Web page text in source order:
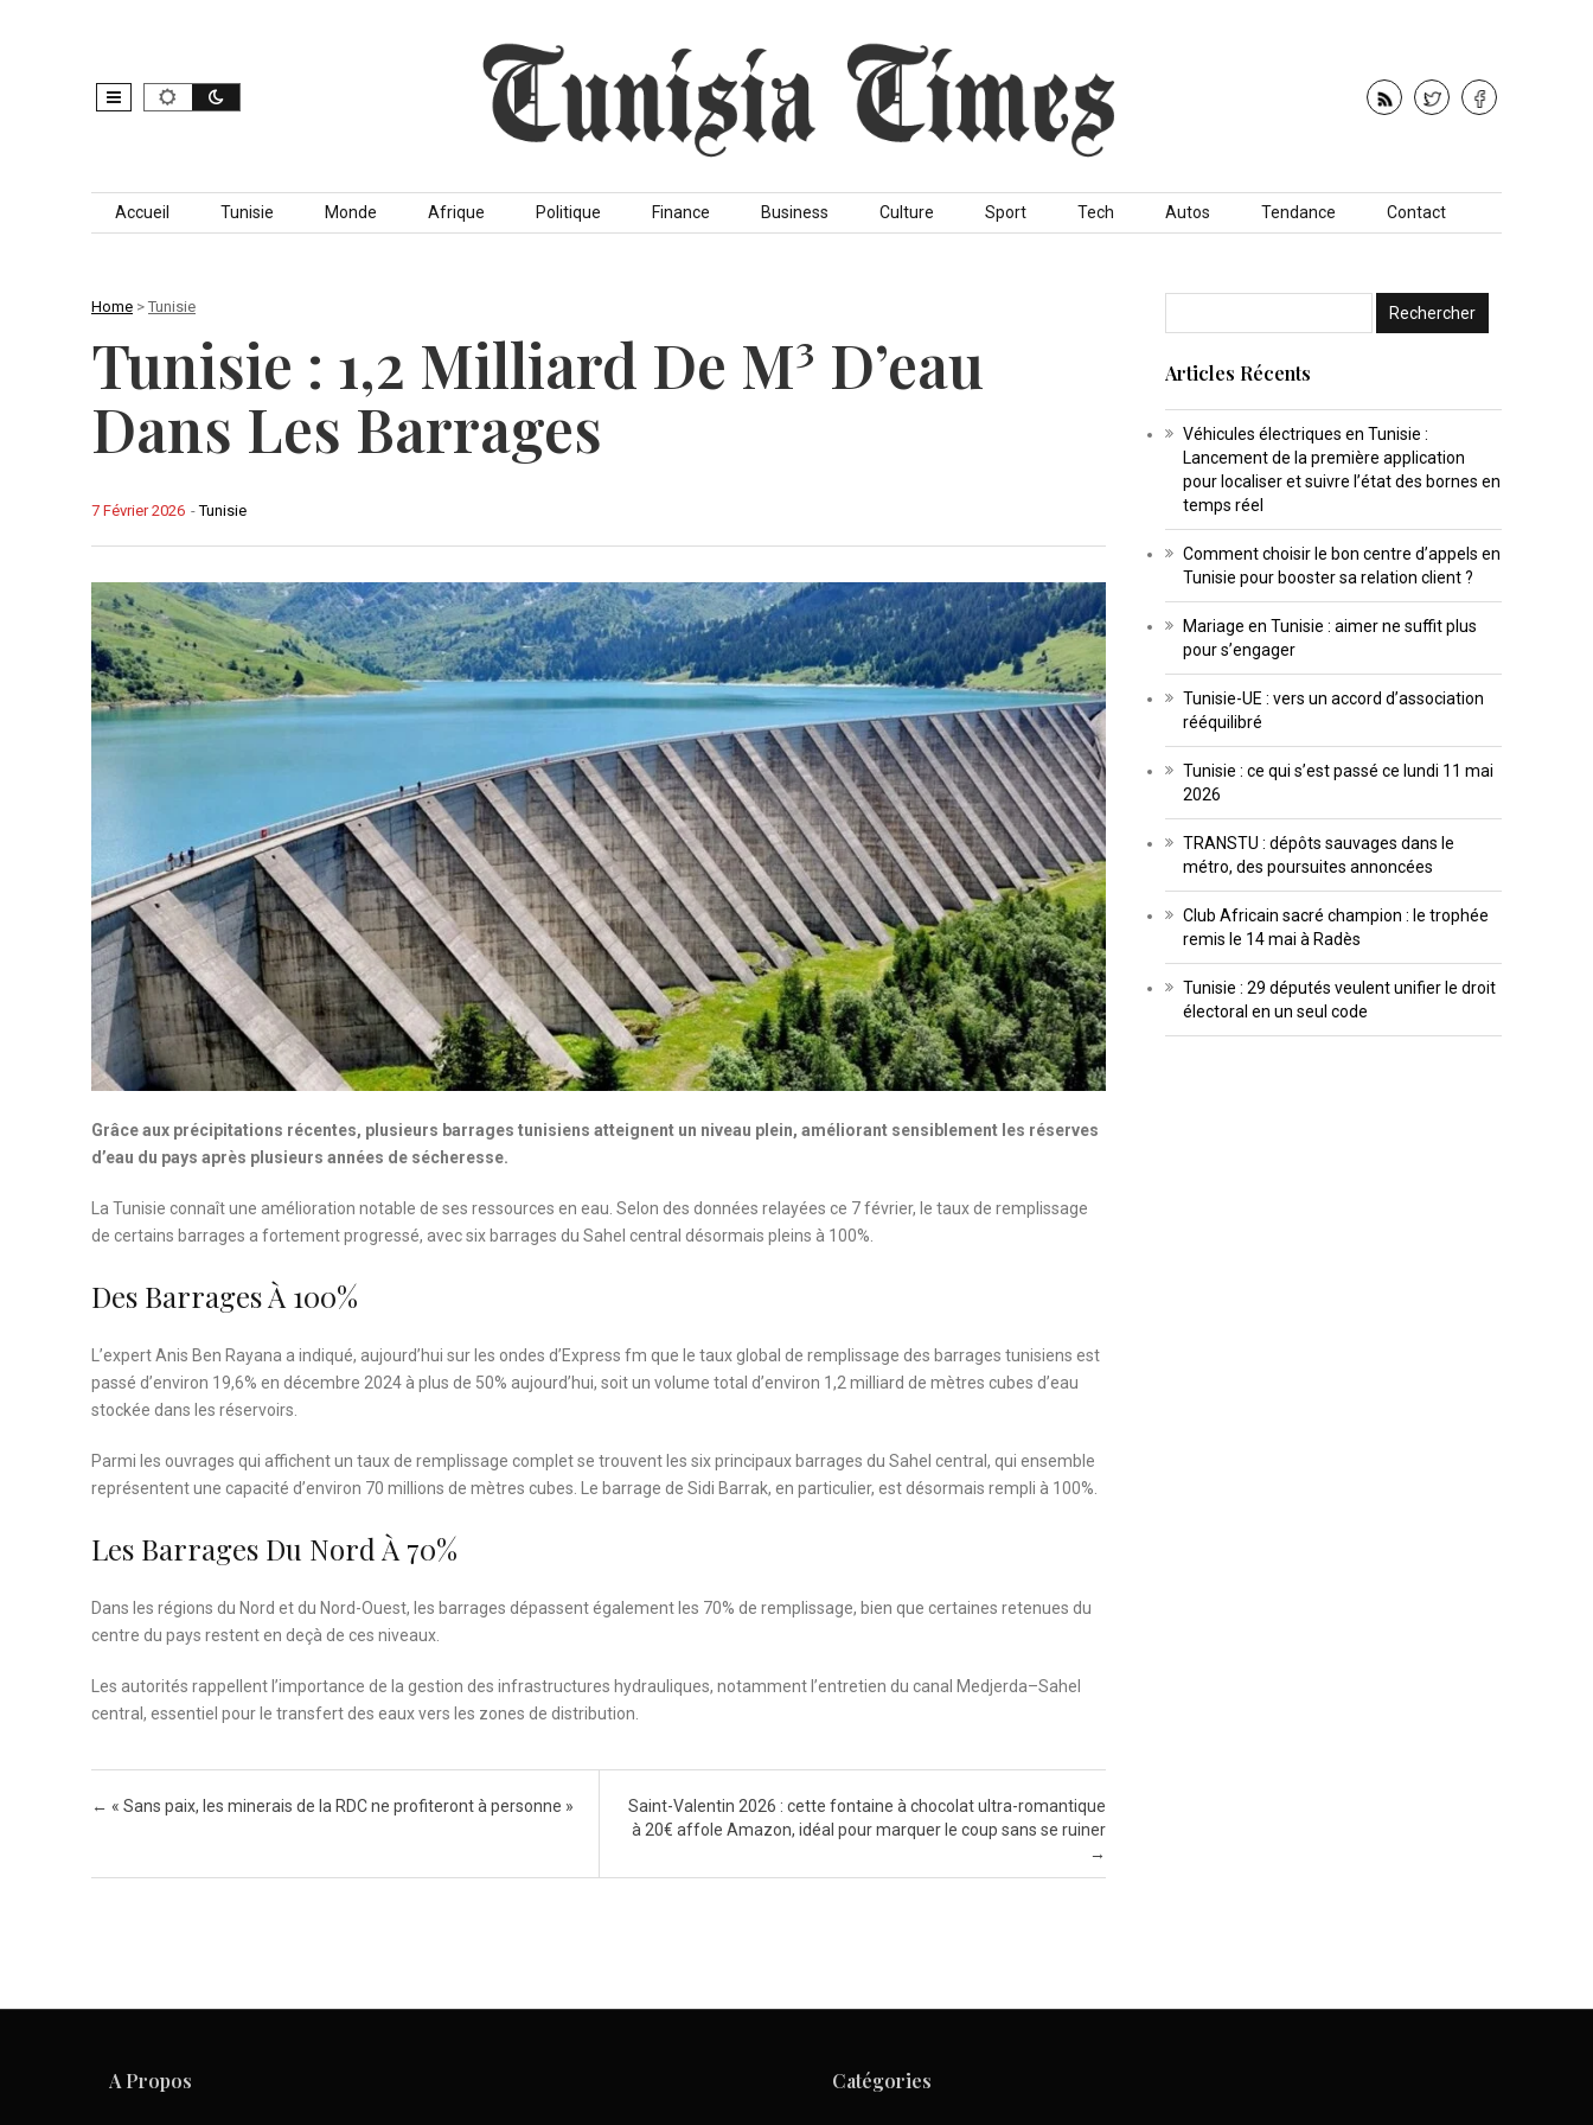
Skip to content
Accueil Tunisie Monde Afrique Politique Finance Business Culture Sport Tech Autos Tendance Contact
Home > Tunisie
Tunisie : 1,2 Milliard De M³ D’eau
Dans Les Barrages
-Tunisie
7 Février 2026
Grâce aux précipitations récentes, plusieurs barrages tunisiens atteignent un niveau plein, améliorant sensiblement les réserves
d’eau du pays après plusieurs années de sécheresse.
La Tunisie connaît une amélioration notable de ses ressources en eau. Selon des données relayées ce 7 février, le taux de remplissage
de certains barrages a fortement progressé, avec six barrages du Sahel central désormais pleins à 100%.
Des Barrages À 100%
L’expert Anis Ben Rayana a indiqué, aujourd’hui sur les ondes d’Express fm que le taux global de remplissage des barrages tunisiens est
passé d’environ 19,6% en décembre 2024 à plus de 50% aujourd’hui, soit un volume total d’environ 1,2 milliard de mètres cubes d’eau
stockée dans les réservoirs.
Parmi les ouvrages qui affichent un taux de remplissage complet se trouvent les six principaux barrages du Sahel central, qui ensemble
représentent une capacité d’environ 70 millions de mètres cubes. Le barrage de Sidi Barrak, en particulier, est désormais rempli à 100%.
Les Barrages Du Nord À 70%
Dans les régions du Nord et du Nord-Ouest, les barrages dépassent également les 70% de remplissage, bien que certaines retenues du
centre du pays restent en deçà de ces niveaux.
Les autorités rappellent l’importance de la gestion des infrastructures hydrauliques, notamment l’entretien du canal Medjerda–Sahel
central, essentiel pour le transfert des eaux vers les zones de distribution.
Post navigation
← « Sans paix, les minerais de la RDC ne profiteront à personne »
Saint-Valentin 2026 : cette fontaine à chocolat ultra-romantique
à 20€ affole Amazon, idéal pour marquer le coup sans se ruiner
→
Articles Récents
Véhicules électriques en Tunisie :
Lancement de la première application
pour localiser et suivre l’état des bornes en
temps réel
Comment choisir le bon centre d’appels en
Tunisie pour booster sa relation client ?
Mariage en Tunisie : aimer ne suffit plus
pour s’engager
Tunisie-UE : vers un accord d’association
rééquilibré
Tunisie : ce qui s’est passé ce lundi 11 mai
2026
TRANSTU : dépôts sauvages dans le
métro, des poursuites annoncées
Club Africain sacré champion : le trophée
remis le 14 mai à Radès
Tunisie : 29 députés veulent unifier le droit
électoral en un seul code
A Propos Catégories